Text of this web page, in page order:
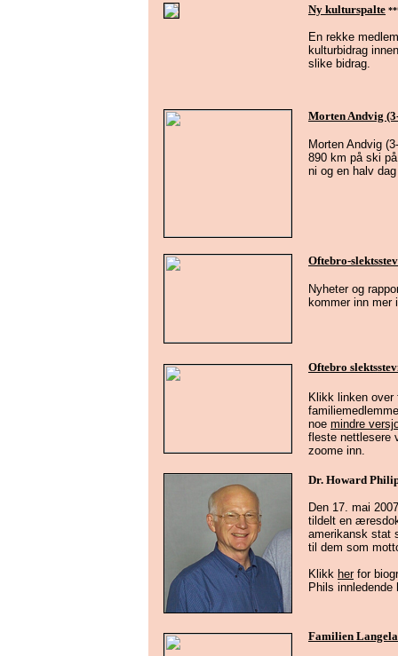
Ny kulturspalte
En rekke
kulturbidrag
slike bidrag.
Morten Andvig
Morten Andvig
890 km på ski
ni og en halv
Oftebro-
Nyheter og
kommer inn mer
Oftebro
Klikk linken
noe mindre
fleste nettlesere
zoome inn.
Dr. Howard
Den 17. mai
tildelt en
amerikansk stat
til dem som
Klikk herfor
Phils
Familien